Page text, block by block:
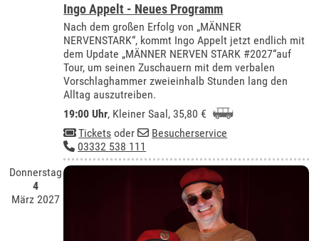
Ingo Appelt - Neues Programm
Nach dem großen Erfolg von „MÄNNER
NERVENSTARK“, kommt Ingo Appelt jetzt endlich mit
dem Update „MÄNNER NERVEN STARK #2027“auf
Tour, um seinen Zuschauern mit dem verbalen
Vorschlaghammer zweieinhalb Stunden lang den
Alltag auszutreiben.
19:00 Uhr, Kleiner Saal, 35,80 €
Tickets oder
Besucherservice
03332 538 111
Donnerstag
4
März 2027